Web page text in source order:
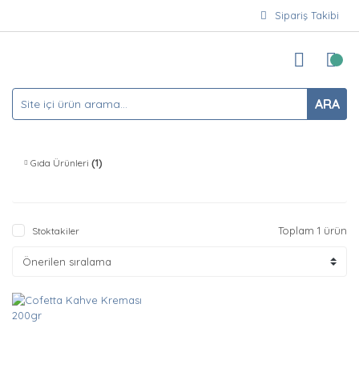
Sipariş Takibi
ARA
Gıda Ürünleri (1)
Stoktakiler Toplam 1 ürün